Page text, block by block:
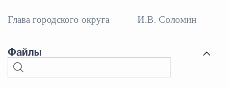
Глава городского округа И.В. Соломин
Файлы